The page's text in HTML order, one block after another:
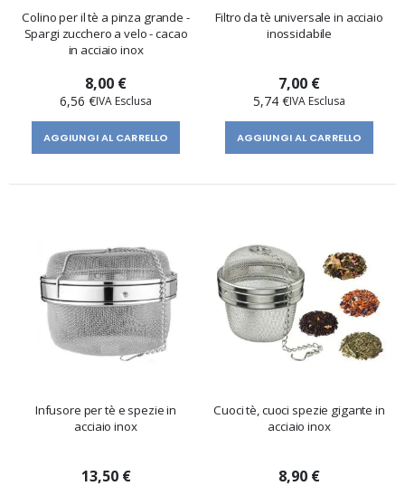
Colino per il tè a pinza grande -
Spargi zucchero a velo - cacao
in acciaio inox
8,00 €
6,56 €
AGGIUNGI AL CARRELLO
Filtro da tè universale in acciaio
inossidabile
7,00 €
5,74 €
AGGIUNGI AL CARRELLO
Infusore per tè e spezie in
acciaio inox
13,50 €
Cuoci tè, cuoci spezie gigante in
acciaio inox
8,90 €